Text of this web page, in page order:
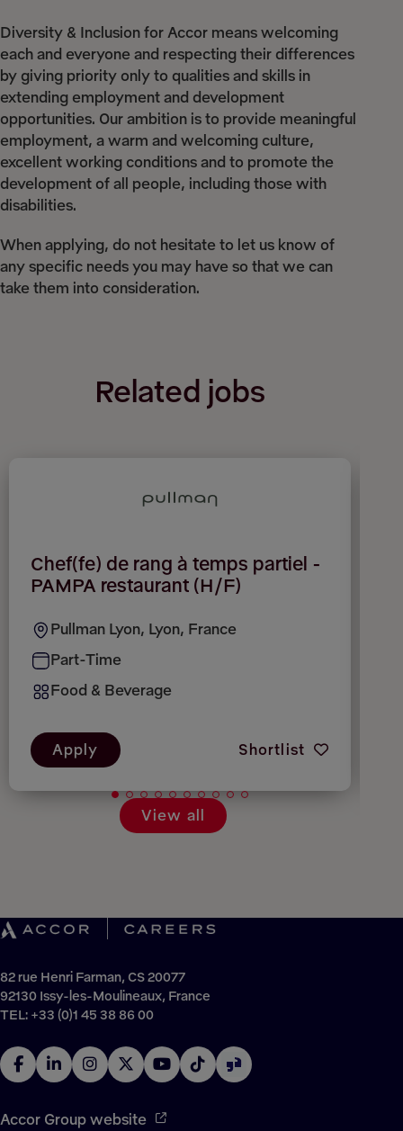
Diversity & Inclusion for Accor means welcoming
each and everyone and respecting their differences
by giving priority only to qualities and skills in
extending employment and development
opportunities. Our ambition is to provide meaningful
employment, a warm and welcoming culture,
excellent working conditions and to promote the
development of all people, including those with
disabilities.
When applying, do not hesitate to let us know of
any specific needs you may have so that we can
take them into consideration.
Related jobs
Chef(fe) de rang à temps partiel -
PAMPA restaurant (H/F)
Pullman Lyon, Lyon, France
Part-Time
Food & Beverage
Apply Shortlist
View all
82 rue Henri Farman, CS 20077
92130 Issy-les-Moulineaux, France
TEL: +33 (0)1 45 38 86 00
Accor Group website